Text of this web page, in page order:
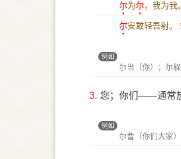
尔为尔，我为我
尔安敢轻吾射。
例如
尔当（你）；尔
3. 您；你们——通常
例如
尔曹（你们大家）